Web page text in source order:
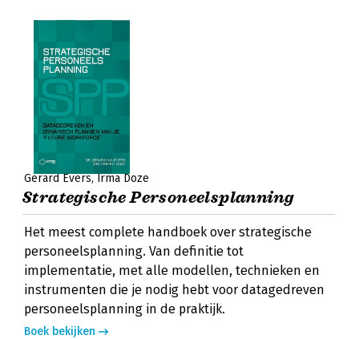
Gerard Evers Irma Doze
Strategische Personeelsplanning
Het meest complete handboek over strategische
personeelsplanning. Van definitie tot
implementatie, met alle modellen, technieken en
instrumenten die je nodig hebt voor datagedreven
personeelsplanning in de praktijk.
Boek bekijken